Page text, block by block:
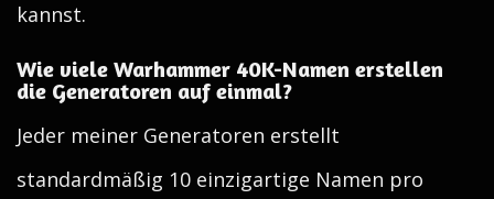
kannst.
Wie viele Warhammer 40K-Namen erstellen
die Generatoren auf einmal?
Jeder meiner Generatoren erstellt
standardmäßig 10 einzigartige Namen pro